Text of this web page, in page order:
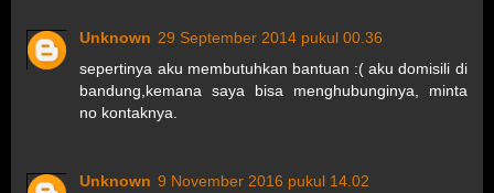
Unknown 29 September 2014 pukul 00.36
sepertinya aku membutuhkan bantuan :( aku domisili di
bandung,kemana saya bisa menghubunginya, minta
no kontaknya.
Unknown 9 November 2016 pukul 14.02